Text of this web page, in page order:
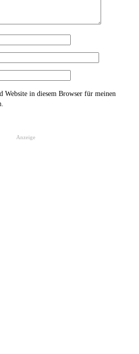
Website in diesem Browser für meinen
Anzeige